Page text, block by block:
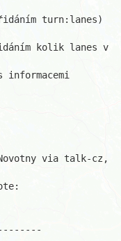
turn:lanes)
kolik lanes v
informacemi
via talk-cz,